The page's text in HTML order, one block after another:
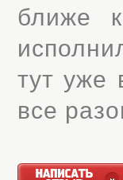
ближе
тут уже
все